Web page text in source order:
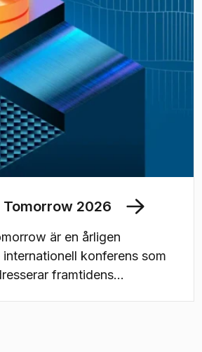
2026
är en årligen
konferens som
framtidens